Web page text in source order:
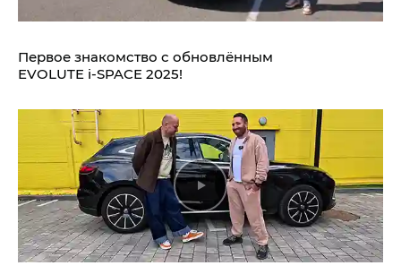
Первое знакомство с обновлённым
EVOLUTE i‑SPACE 2025!